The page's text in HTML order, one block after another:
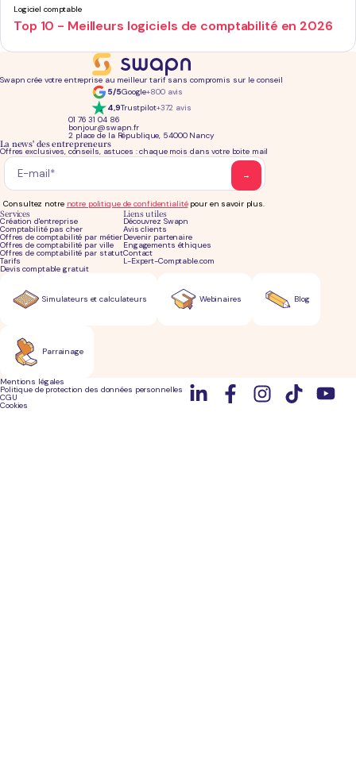
Logiciel comptable
Top 10 - Meilleurs logiciels de comptabilité en 2026
Swapn crée votre entreprise au meilleur tarif sans compromis sur le conseil
5/5Google+800 avis
4,9Trustpilot+372 avis
01 76 31 04 86
bonjour@swapn.fr
2 place de la République, 54000 Nancy
Services
Création d'entreprise
Comptabilité pas cher
Offres de comptabilité par métier
Offres de comptabilité par ville
Offres de comptabilité par statut
Tarifs
Devis comptable gratuit
Liens utiles
Découvrez Swapn
Avis clients
Devenir partenaire
Engagements éthiques
Contact
L-Expert-Comptable.com
La news' des entrepreneurs
Offres exclusives, conseils, astuces : chaque mois dans votre boite mail
Consultez notre notre politique de confidentialitépour en savoir plus.
Simulateurs et calculateurs Blog
Parrainage
Webinaires
Mentions légales
Politique de protection des données personnelles
CGU
Cookies